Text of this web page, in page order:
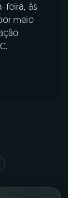
feira, às
meio